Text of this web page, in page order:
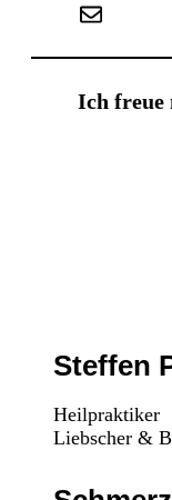
Ich freue
Steffen
Heilpraktiker
Liebscher &